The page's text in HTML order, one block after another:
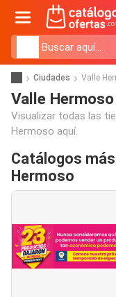
Ciudades Valle
Valle Hermoso
Visualizar todas las
Hermoso aquí.
Catálogos
Hermoso